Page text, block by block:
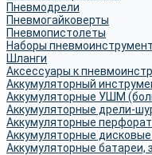
Пневмодрели
Пневмогайковерты
Пневмопистолеты
Наборы
Шланги
Аксессуары к
Аккумуляторный
Аккумуляторные УШМ
Аккумуляторные дрели-
Аккумуляторные
Аккумуляторные
Аккумуляторные батареи,